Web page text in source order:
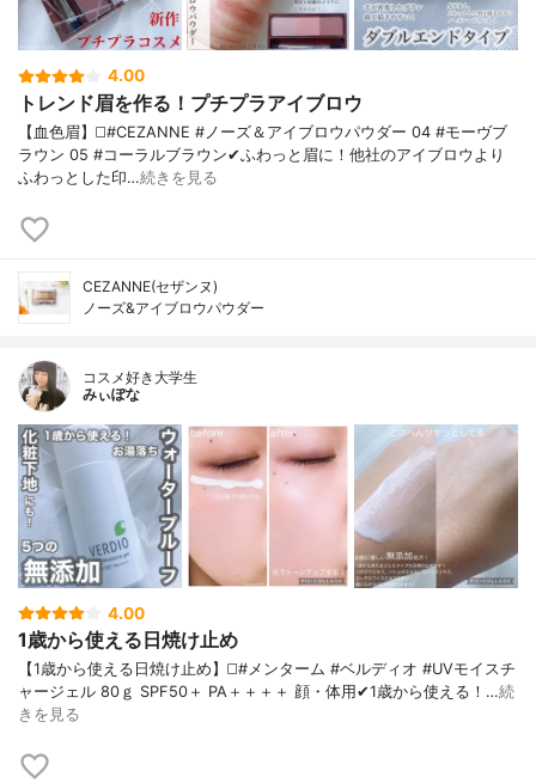
4.00
トレンド眉を作る！プチプラアイブロウ
【血色眉】◻️#CEZANNE #ノーズ＆アイブロウパウダー 04 #モーヴブ
ラウン 05 #コーラルブラウン✔ふわっと眉に！他社のアイブロウより
ふわっとした印…続きを見る
CEZANNE(セザンヌ)
ノーズ&アイブロウパウダー
コスメ好き大学生
みぃぽな
4.00
1歳から使える日焼け止め
【1歳から使える日焼け止め】◻️#メンターム #ベルディオ #UVモイスチ
ャージェル 80ｇ SPF50＋ PA＋＋＋＋ 顔・体用✔1歳から使える！…続
きを見る